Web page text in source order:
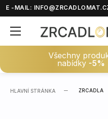
E -MAIL:
Všechny
nabídky -5%
HLAVNÍ STRÁNKA ZRCADLA